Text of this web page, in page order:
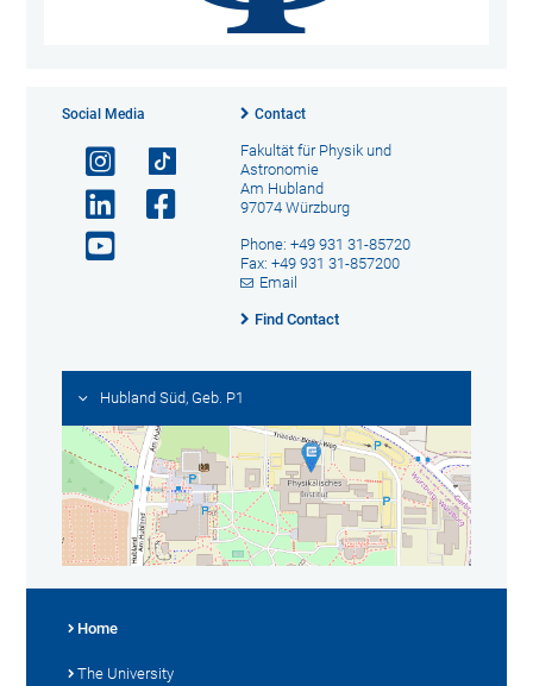
Social Media Contact
Fakultät für Physik und
Astronomie
Am Hubland
97074 Würzburg
Phone: +49 931 31-85720
Fax: +49 931 31-857200
Email
Find Contact
Hubland Süd, Geb. P1
Home
The University